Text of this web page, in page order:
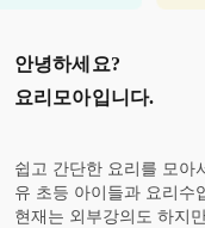
안녕하세요?
요리모아입니다.
쉽고 간단한 요리를 모아
유 초등 아이들과 요리수
현재는 외부강의도 하지